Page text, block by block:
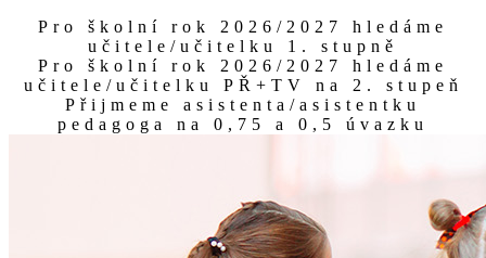
Pro školní rok 2026/2027 hledáme
učitele/učitelku 1. stupně
Pro školní rok 2026/2027 hledáme
učitele/učitelku PŘ+TV na 2. stupeň
Přijmeme asistenta/asistentku
pedagoga na 0,75 a 0,5 úvazku